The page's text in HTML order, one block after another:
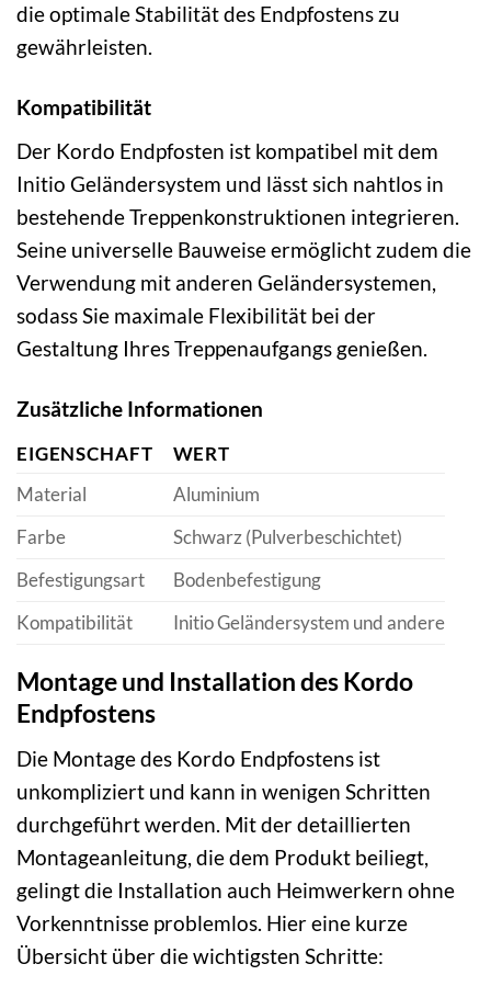
die optimale Stabilität des Endpfostens zu
gewährleisten.
Kompatibilität
Der Kordo Endpfosten ist kompatibel mit dem
Initio Geländersystem und lässt sich nahtlos in
bestehende Treppenkonstruktionen integrieren.
Seine universelle Bauweise ermöglicht zudem die
Verwendung mit anderen Geländersystemen,
sodass Sie maximale Flexibilität bei der
Gestaltung Ihres Treppenaufgangs genießen.
Zusätzliche Informationen
EIGENSCHAFT
WERT
Material
Aluminium
Farbe
Schwarz (Pulverbeschichtet)
Befestigungsart
Bodenbefestigung
Kompatibilität
Initio Geländersystem und andere
Montage und Installation des Kordo
Endpfostens
Die Montage des Kordo Endpfostens ist
unkompliziert und kann in wenigen Schritten
durchgeführt werden. Mit der detaillierten
Montageanleitung, die dem Produkt beiliegt,
gelingt die Installation auch Heimwerkern ohne
Vorkenntnisse problemlos. Hier eine kurze
Übersicht über die wichtigsten Schritte: